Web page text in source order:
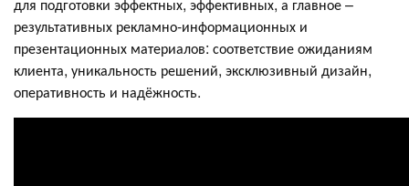
результативных рекламно-информационных и
презентационных материалов: соответствие ожиданиям
клиента, уникальность решений, эксклюзивный дизайн,
оперативность и надёжность.